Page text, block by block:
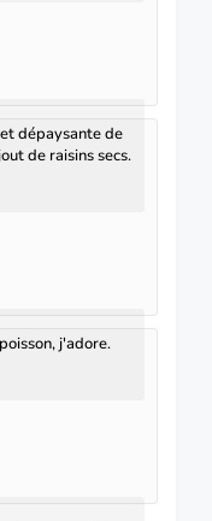
dépaysante de
de raisins secs.
j'adore.